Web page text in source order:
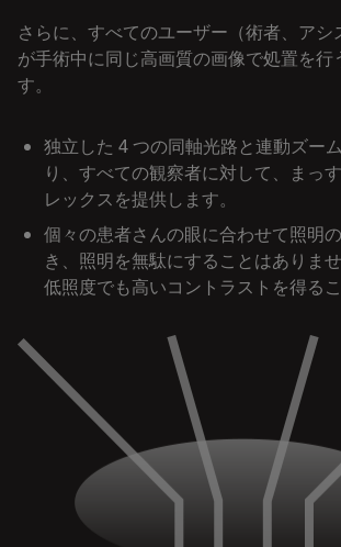
さらに、すべてのユーザー（術者、アシ
が手術中に同じ高画質の画像で処置を行
す。
独立した 4 つの同軸光路と連動ズー
り、すべての観察者に対して、まっ
レックスを提供します。
個々の患者さんの眼に合わせて照明
き、照明を無駄にすることはありま
低照度でも高いコントラストを得るこ